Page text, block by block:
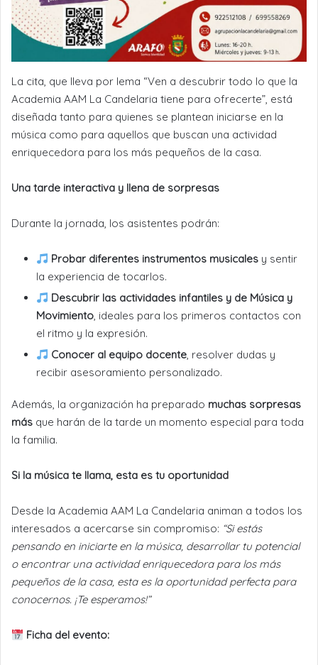
La cita, que lleva por lema “Ven a descubrir todo lo que la
Academia AAM La Candelaria tiene para ofrecerte”, está
diseñada tanto para quienes se plantean iniciarse en la
música como para aquellos que buscan una actividad
enriquecedora para los más pequeños de la casa.
Una tarde interactiva y llena de sorpresas
Durante la jornada, los asistentes podrán:
Probar diferentes instrumentos musicales y sentir
la experiencia de tocarlos.
Descubrir las actividades infantiles y de Música y
Movimiento, ideales para los primeros contactos con
el ritmo y la expresión.
Conocer al equipo docente, resolver dudas y
recibir asesoramiento personalizado.
Además, la organización ha preparado muchas sorpresas
más que harán de la tarde un momento especial para toda
la familia.
Si la música te llama, esta es tu oportunidad
Desde la Academia AAM La Candelaria animan a todos los
interesados a acercarse sin compromiso: “Si estás
pensando en iniciarte en la música, desarrollar tu potencial
o encontrar una actividad enriquecedora para los más
pequeños de la casa, esta es la oportunidad perfecta para
conocernos. ¡Te esperamos!”
Ficha del evento: